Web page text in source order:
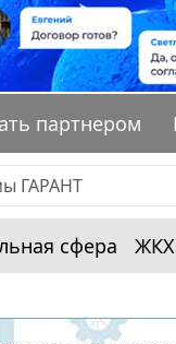
партнером
сфера ЖКХ